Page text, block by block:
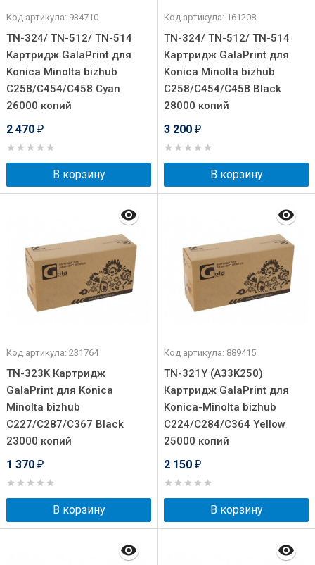
Код артикула: 934710
TN-324/ TN-512/ TN-514
Картридж GalaPrint для
Konica Minolta bizhub
C258/C454/C458 Cyan
26000 копий
2 470 ₽
В корзину
Код артикула: 161208
TN-324/ TN-512/ TN-514
Картридж GalaPrint для
Konica Minolta bizhub
C258/C454/C458 Black
28000 копий
3 200 ₽
В корзину
Код артикула: 231764
TN-323K Картридж
GalaPrint для Konica
Minolta bizhub
C227/C287/C367 Black
23000 копий
1 370 ₽
В корзину
Код артикула: 889415
TN-321Y (A33K250)
Картридж GalaPrint для
Konica-Minolta bizhub
C224/C284/C364 Yellow
25000 копий
2 150 ₽
В корзину